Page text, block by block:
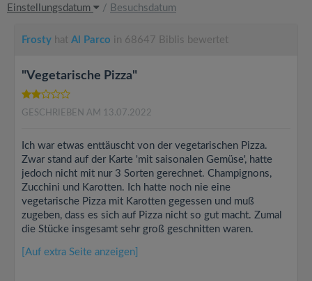
Einstellungsdatum
/ Besuchsdatum
Frosty hat Al Parco in 68647 Biblis bewertet
"Vegetarische Pizza"
GESCHRIEBEN AM 13.07.2022
Ich war etwas enttäuscht von der vegetarischen Pizza.
Zwar stand auf der Karte 'mit saisonalen Gemüse', hatte
jedoch nicht mit nur 3 Sorten gerechnet. Champignons,
Zucchini und Karotten. Ich hatte noch nie eine
vegetarische Pizza mit Karotten gegessen und muß
zugeben, dass es sich auf Pizza nicht so gut macht. Zumal
die Stücke insgesamt sehr groß geschnitten waren.
[Auf extra Seite anzeigen]